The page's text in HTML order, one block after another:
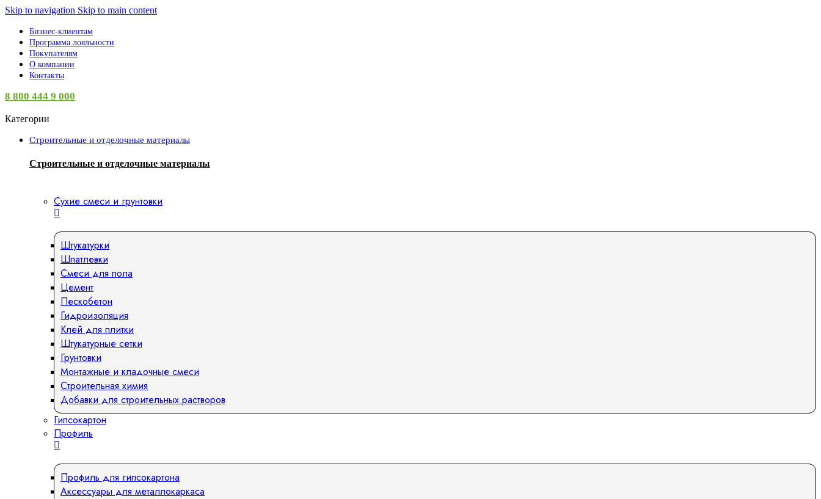
Skip to navigation Skip to main content
Бизнес-клиентам
Программа лояльности
Покупателям
О компании
Контакты
8 800 444 9 000
Категории
Строительные и отделочные материалы
Строительные и отделочные материалы
Сухие смеси и грунтовки
Штукатурки
Шпатлевки
Смеси для пола
Цемент
Пескобетон
Гидроизоляция
Клей для плитки
Штукатурные сетки
Грунтовки
Монтажные и кладочные смеси
Строительная химия
Добавки для строительных растворов
Гипсокартон
Профиль
Профиль для гипсокартона
Аксессуары для металлокаркаса